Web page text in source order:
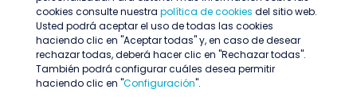
cookies consulte nuestra política de cookies del sitio web.
Usted podrá aceptar el uso de todas las cookies
haciendo clic en "Aceptar todas" y, en caso de desear
rechazar todas, deberá hacer clic en "Rechazar todas".
También podrá configurar cuáles desea permitir
haciendo clic en "Configuración".
Alicante